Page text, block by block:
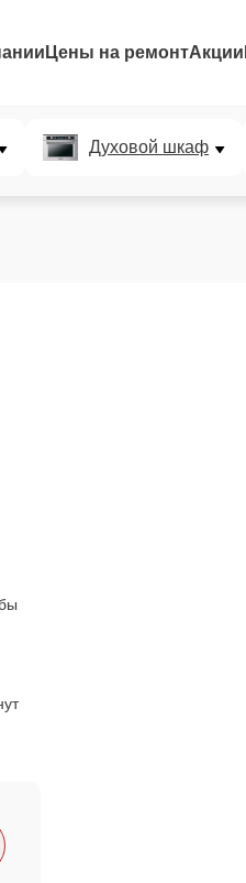
Цены на ремонтАкции
Духовой шкаф